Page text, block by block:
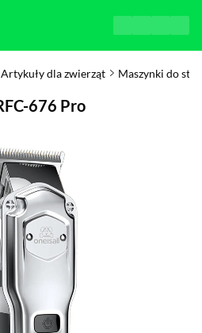
Artykuły dla zwierząt Maszynki do
676 Pro